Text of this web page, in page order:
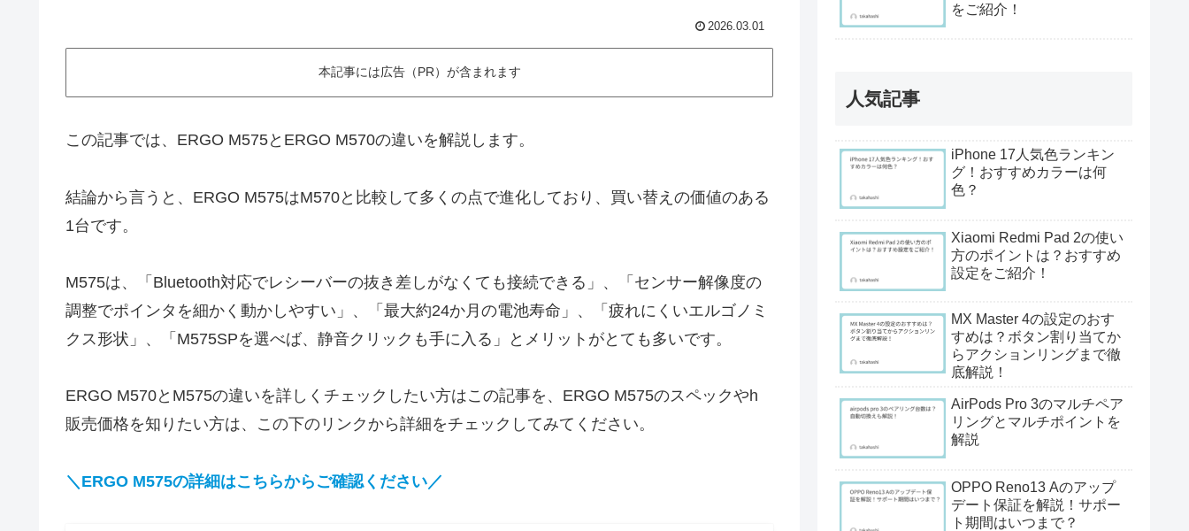
2026.03.01
本記事には広告（PR）が含まれます
この記事では、ERGO M575とERGO M570の違いを解説します。
結論から言うと、ERGO M575はM570と比較して多くの点で進化しており、買い替えの価値のある
1台です。
M575は、「Bluetooth対応でレシーバーの抜き差しがなくても接続できる」、「センサー解像度の
調整でポインタを細かく動かしやすい」、「最大約24か月の電池寿命」、「疲れにくいエルゴノミ
クス形状」、「M575SPを選べば、静音クリックも手に入る」とメリットがとても多いです。
ERGO M570とM575の違いを詳しくチェックしたい方はこの記事を、ERGO M575のスペックやh
販売価格を知りたい方は、この下のリンクから詳細をチェックしてみてください。
＼ERGO M575の詳細はこちらからご確認ください／
をご紹介！
人気記事
iPhone 17人気色ランキン
グ！おすすめカラーは何
色？
Xiaomi Redmi Pad 2の使い
方のポイントは？おすすめ
設定をご紹介！
MX Master 4の設定のおす
すめは？ボタン割り当てか
らアクションリングまで徹
底解説！
AirPods Pro 3のマルチペア
リングとマルチポイントを
解説
OPPO Reno13 Aのアップ
デート保証を解説！サポー
ト期間はいつまで？